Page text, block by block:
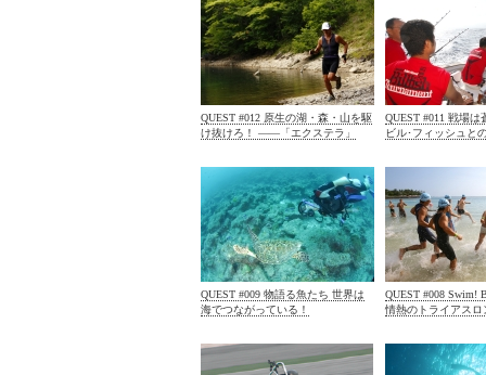
QUEST #012 原生の湖・森・山を駆
け抜けろ！ ——「エクステラ」
QUEST #011 戦場は
ビル･フィッシュと
QUEST #009 物語る魚たち 世界は
海でつながっている！
QUEST #008 Swim!
情熱のトライアスロ